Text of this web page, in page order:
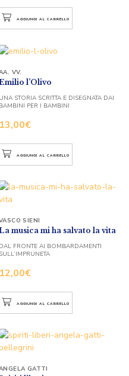
AGGIUNGI AL CARRELLO
Emilio l’Olivo
13,00€
VV.
UNA STORIA SCRITTA E DISEGNATA DAI
BAMBINI PER I BAMBINI
AGGIUNGI AL CARRELLO
musica mi ha salvato la vita
12,00€
SIENI
DAL FRONTE AI BOMBARDAMENTI
SULL’IMPRUNETA
AGGIUNGI AL CARRELLO
GATTI